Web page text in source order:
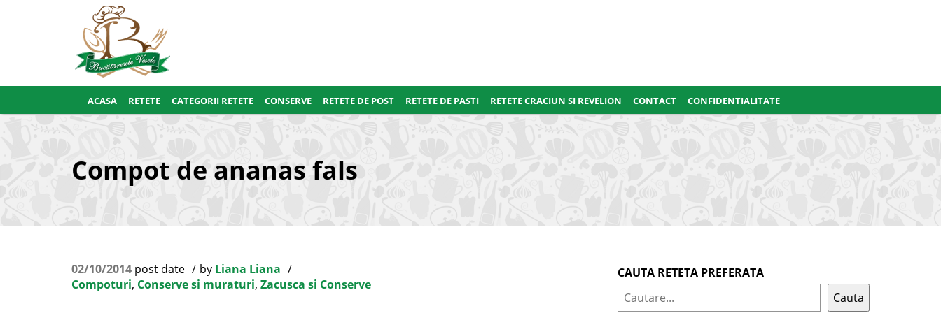
ACASA RETETE CATEGORII RETETE CONSERVE RETETE DE POST RETETE DE PASTI RETETE CRACIUN SI REVELION CONTACT CONFIDENTIALITATE
Compot de ananas fals
02/10/2014 post date by Liana Liana
Compoturi, Conserve si muraturi, Zacusca si Conserve
CAUTA RETETA PREFERATA
Cauta